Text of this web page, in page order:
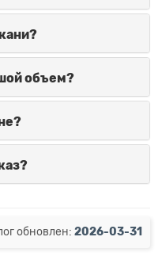
объем?
обновлен: 2026-03-31